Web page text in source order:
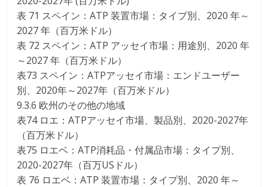
表 71 スペイン：ATP 装置市場：タイプ別、2020 年～
2027 年（百万米ドル）
表 72 スペイン：ATP アッセイ市場：用途別、2020 年
～2027 年（百万米ドル）
表73 スペイン：ATPアッセイ市場：エンドユーザー
別、2020年～2027年（百万米ドル）
9.3.6 欧州のその他の地域
表74 ロエ：ATPアッセイ市場、製品別、2020-2027年
（百万米ドル）
表75 ロエベ：ATP消耗品・付属品市場：タイプ別、
2020-2027年（百万USドル）
表 76 ロエベ：ATP 装置市場：タイプ別、2020 年～